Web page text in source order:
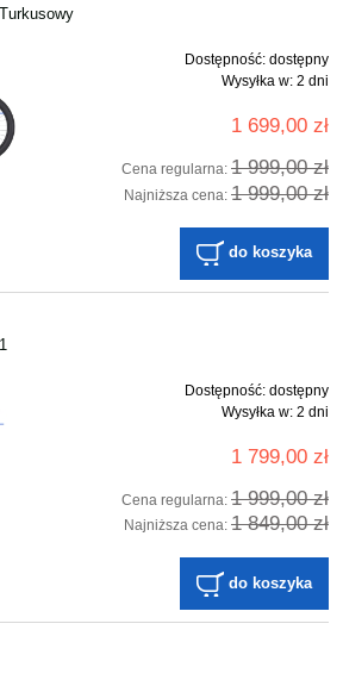
Dostępność: dostępny
Wysyłka w: 2 dni
1 699,00 zł
Cena regularna: 1 999,00 zł
Najniższa cena: 1 999,00 zł
do koszyka
Dostępność: dostępny
Wysyłka w: 2 dni
1 799,00 zł
Cena regularna: 1 999,00 zł
Najniższa cena: 1 849,00 zł
do koszyka